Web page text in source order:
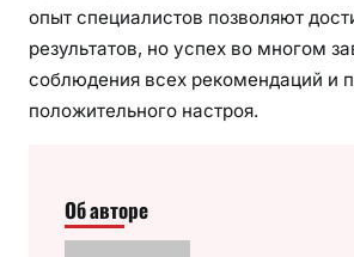
опыт специалистов позволяют
результатов, но успех во многом
соблюдения всех рекомендаций и
положительного настроя.
Об авторе